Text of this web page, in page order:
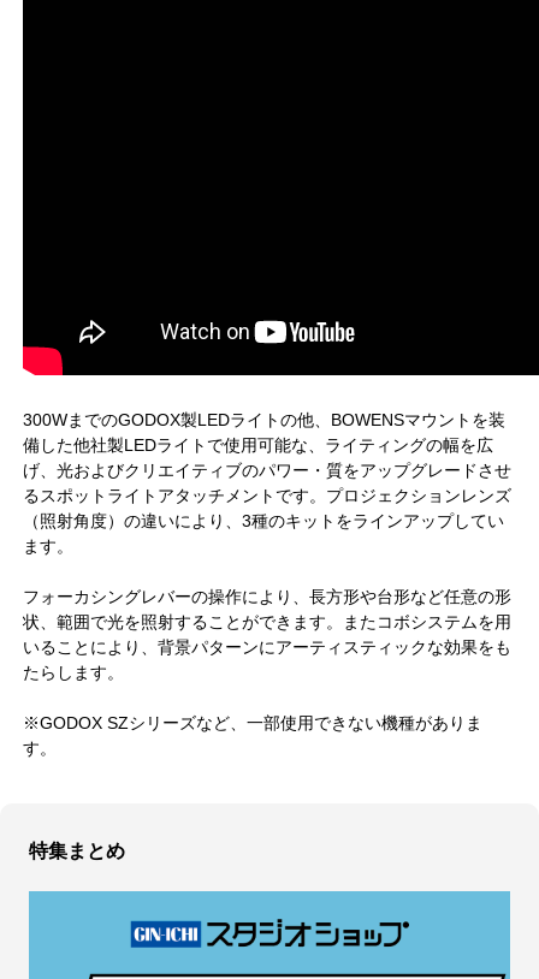
300WまでのGODOX製LEDライトの他、BOWENSマウントを装
備した他社製LEDライトで使用可能な、ライティングの幅を広
げ、光およびクリエイティブのパワー・質をアップグレードさせ
るスポットライトアタッチメントです。プロジェクションレンズ
（照射角度）の違いにより、3種のキットをラインアップしてい
ます。
フォーカシングレバーの操作により、長方形や台形など任意の形
状、範囲で光を照射することができます。またコボシステムを用
いることにより、背景パターンにアーティスティックな効果をも
たらします。
※GODOX SZシリーズなど、一部使用できない機種がありま
す。
特集まとめ